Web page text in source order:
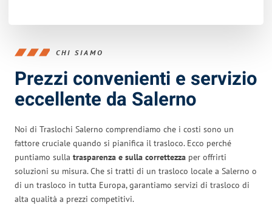
CHI SIAMO
Prezzi convenienti e servizio
eccellente da Salerno
Noi di Traslochi Salerno comprendiamo che i costi sono un
fattore cruciale quando si pianifica il trasloco. Ecco perché
puntiamo sulla trasparenza e sulla correttezza per offrirti
soluzioni su misura. Che si tratti di un trasloco locale a Salerno o
di un trasloco in tutta Europa, garantiamo servizi di trasloco di
alta qualità a prezzi competitivi.